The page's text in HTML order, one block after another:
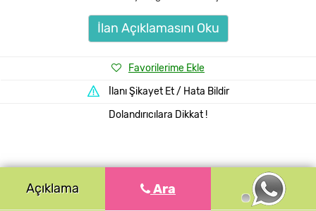
İlan Açıklamasını Oku
Favorilerime Ekle
İlanı Şikayet Et / Hata Bildir
Dolandırıcılara Dikkat !
Açıklama Ara